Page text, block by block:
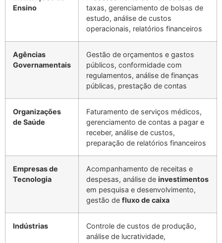
Ensino
taxas, gerenciamento de bolsas de
estudo, análise de custos
operacionais, relatórios financeiros
Agências
Governamentais
Gestão de orçamentos e gastos
públicos, conformidade com
regulamentos, análise de finanças
públicas, prestação de contas
Organizações
de Saúde
Faturamento de serviços médicos,
gerenciamento de contas a pagar e
receber, análise de custos,
preparação de relatórios financeiros
Empresas de
Tecnologia
Acompanhamento de receitas e
despesas, análise de investimentos
em pesquisa e desenvolvimento,
gestão de fluxo de caixa
Indústrias
Controle de custos de produção,
análise de lucratividade,